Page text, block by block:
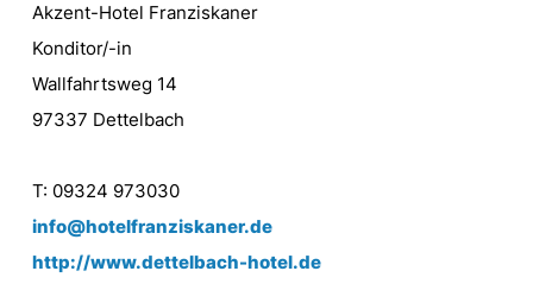
Akzent-Hotel Franziskaner
Konditor/-in
Wallfahrtsweg 14
97337 Dettelbach
T: 09324 973030
info@hotelfranziskaner.de
http://www.dettelbach-hotel.de